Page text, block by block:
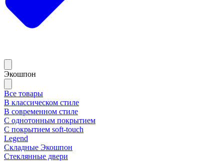
Экошпон
Все товары
В классическом стиле
В современном стиле
С однотонным покрытием
С покрытием soft-touch
Legend
Складные Экошпон
Стеклянные двери